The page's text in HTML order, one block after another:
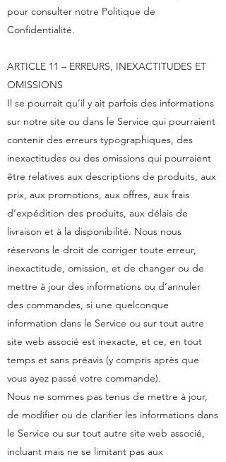
pour consulter notre Politique de
Confidentialité.
ARTICLE 11 – ERREURS, INEXACTITUDES ET
OMISSIONS
Il se pourrait qu’il y ait parfois des informations
sur notre site ou dans le Service qui pourraient
contenir des erreurs typographiques, des
inexactitudes ou des omissions qui pourraient
être relatives aux descriptions de produits, aux
prix, aux promotions, aux offres, aux frais
d’expédition des produits, aux délais de
livraison et à la disponibilité. Nous nous
réservons le droit de corriger toute erreur,
inexactitude, omission, et de changer ou de
mettre à jour des informations ou d’annuler
des commandes, si une quelconque
information dans le Service ou sur tout autre
site web associé est inexacte, et ce, en tout
temps et sans préavis (y compris après que
vous ayez passé votre commande).
Nous ne sommes pas tenus de mettre à jour,
de modifier ou de clarifier les informations dans
le Service ou sur tout autre site web associé,
incluant mais ne se limitant pas aux